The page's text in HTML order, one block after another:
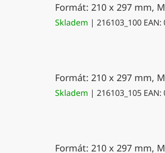
Formát: 210 x 297 mm,
Skladem | 216103_100 EAN:
Formát: 210 x 297 mm,
Skladem | 216103_105 EAN:
Formát: 210 x 297 mm,